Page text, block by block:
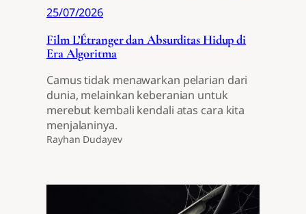
25/07/2026
Film L’Étranger dan Absurditas Hidup di
Era Algoritma
Camus tidak menawarkan pelarian dari
dunia, melainkan keberanian untuk
merebut kembali kendali atas cara kita
menjalaninya.
Rayhan Dudayev